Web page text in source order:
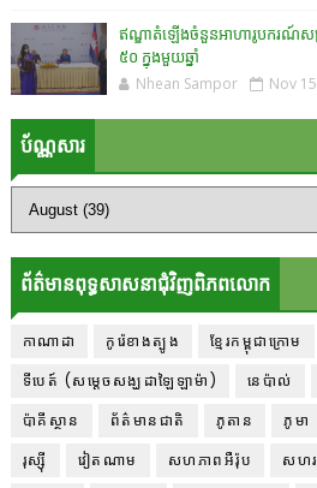
ឥណ្ឌាតំឡើងចំនួនអាហារូបករណ៍ស
៥០ ក្នុងមួយឆ្នាំ
Nhean Sampor Nov
ប័ណ្ណសារ
ព័ត៌មានពុទ្ធសាសនាជុំវិញពិភពលោក
កាណាដា កូរ៉េខាងត្បូង ខ្មែរកម្ពុជាក្រោម
ទីបេត៍ (សម្ដេចសង្ឃដាឡៃឡាម៉ា)
នេប៉ាល់
ប៉ាគីស្ថាន
ព័ត៌មានជាតិ ភូតាន ភូមា
រុស្ស៊ី
វៀតណាម សហភាពអឺរ៉ុប សហរ